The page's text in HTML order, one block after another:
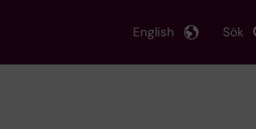
Sök
English